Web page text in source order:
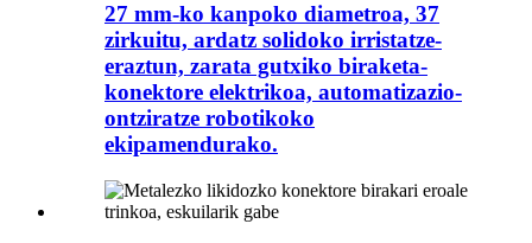
27 mm-ko kanpoko diametroa, 37
zirkuitu, ardatz solidoko irristatze-
eraztun, zarata gutxiko biraketa-
konektore elektrikoa, automatizazio-
ontziratze robotikoko
ekipamendurako.